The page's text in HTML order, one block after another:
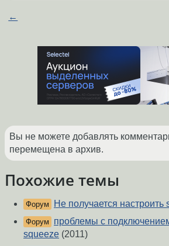
←
Вы не можете добавлять
перемещена в архив.
Похожие темы
Форум Не получается настроить
Форум
проблемы c
squeeze (2011)